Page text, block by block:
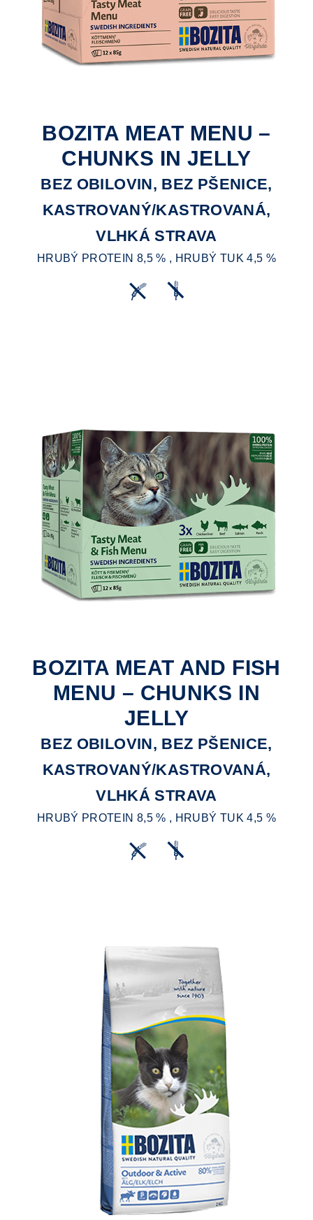
BOZITA MEAT MENU –
CHUNKS IN JELLY
BEZ OBILOVIN, BEZ PŠENICE,
KASTROVANÝ/KASTROVANÁ,
VLHKÁ STRAVA
HRUBÝ PROTEIN 8,5 % , HRUBÝ TUK 4,5 %
BOZITA MEAT AND FISH
MENU – CHUNKS IN
JELLY
BEZ OBILOVIN, BEZ PŠENICE,
KASTROVANÝ/KASTROVANÁ,
VLHKÁ STRAVA
HRUBÝ PROTEIN 8,5 % , HRUBÝ TUK 4,5 %